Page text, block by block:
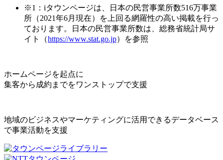
※1：iタウンページは、日本の民営事業所数516万事業
所（2021年6月現在）を上回る網羅性の高い掲載を行っ
ております。日本の民営事業所数は、総務省統計局サ
イト（https://www.stat.go.jp）を参照
ホームページを起点に
集客から成約までをワンストップで支援
地域のビジネスやマーケティングに活用できるデータベース
で事業活動を支援